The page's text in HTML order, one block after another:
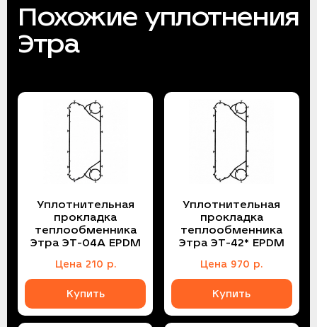
Похожие уплотнения
Этра
Уплотнительная
прокладка
теплообменника
Этра ЭТ-04A EPDM
Цена 210 р.
Купить
Уплотнительная
прокладка
теплообменника
Этра ЭТ-42* EPDM
Цена 970 р.
Купить